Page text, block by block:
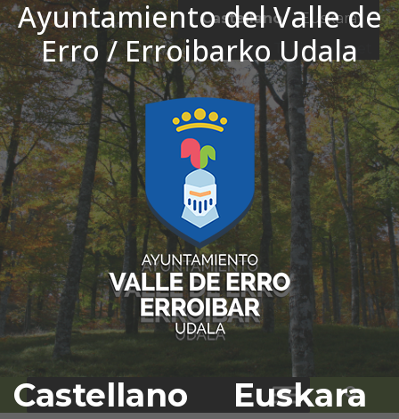
Ayuntamiento del Valle de
Erro / Erroibarko Udala
Castellano Euskara
Ir al contenido
Castellano
Euskara
El tiempo - Tutiempo.net